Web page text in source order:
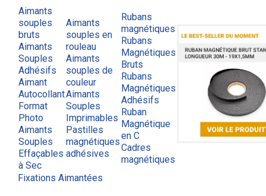
Aimants
souples
bruts
Aimants
Souples
Adhésifs
Aimant
Autocollant
Format
Photo
Aimants
Souples
Effaçables
à Sec
Aimants
souples en
rouleau
Aimants
souples de
couleur
Aimants
Souples
Imprimables
Pastilles
magnétiques
adhésives
Rubans
magnétiques
Rubans
Magnétiques
Bruts
Rubans
Magnétiques
Adhésifs
Ruban
Magnétique
en C
Cadres
magnétiques
Fixations Aimantées